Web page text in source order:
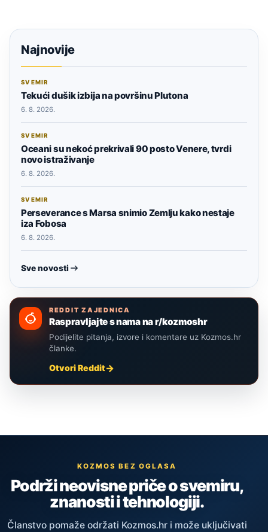
Najnovije
SVEMIR
Tekući dušik izbija na površinu Plutona
6. 8. 2026.
SVEMIR
Oceani su nekoć prekrivali 90 posto Venere, tvrdi
novo istraživanje
6. 8. 2026.
SVEMIR
Perseverance s Marsa snimio Zemlju kako nestaje
iza Fobosa
6. 8. 2026.
Sve novosti
REDDIT ZAJEDNICA
Raspravljajte s nama na r/kozmoshr
Podijelite pitanja, izvore i komentare uz Kozmos.hr
članke.
Otvori Reddit
KOZMOS BEZ OGLASA
Podrži neovisne priče o svemiru,
znanosti i tehnologiji.
Članstvo pomaže održati Kozmos.hr i može uključivati